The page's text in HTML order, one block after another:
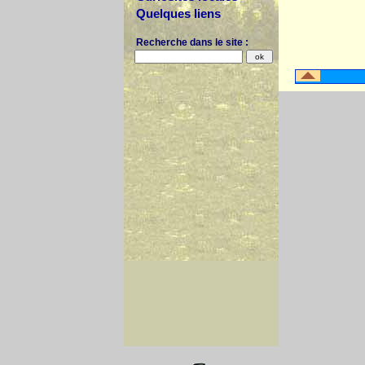
Quelques liens
Recherche dans le site :